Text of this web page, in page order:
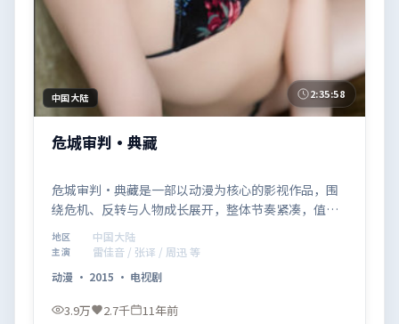
中国大陆 2:35:58
危城审判·典藏
危城审判·典藏是一部以动漫为核心的影视作品，围
绕危机、反转与人物成长展开，整体节奏紧凑，值得
推荐观看。
地区 中国大陆
主演
雷佳音 / 张译 / 周迅 等
动漫 · 2015 · 电视剧
3.9万 2.7千 11年前